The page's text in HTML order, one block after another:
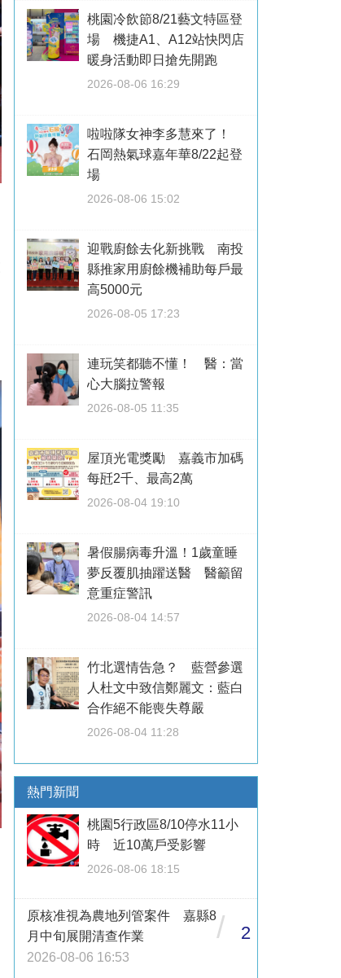
桃園冷飲節8/21藝文特區登
場 機捷A1、A12站快閃店
暖身活動即日搶先開跑
2026-08-06 16:29
啦啦隊女神李多慧來了！
石岡熱氣球嘉年華8/22起登
場
2026-08-06 15:02
迎戰廚餘去化新挑戰 南投
縣推家用廚餘機補助每戶最
高5000元
2026-08-05 17:23
連玩笑都聽不懂！ 醫：當
心大腦拉警報
2026-08-05 11:35
屋頂光電獎勵 嘉義市加碼
每瓩2千、最高2萬
2026-08-04 19:10
暑假腸病毒升溫！1歲童睡
夢反覆肌抽躍送醫 醫籲留
意重症警訊
2026-08-04 14:57
竹北選情告急？ 藍營參選
人杜文中致信鄭麗文：藍白
合作絕不能喪失尊嚴
2026-08-04 11:28
熱門新聞
桃園5行政區8/10停水11小
時 近10萬戶受影響
2026-08-06 18:15
原核准視為農地列管案件 嘉縣8
月中旬展開清查作業
2026-08-06 16:53
/ 2